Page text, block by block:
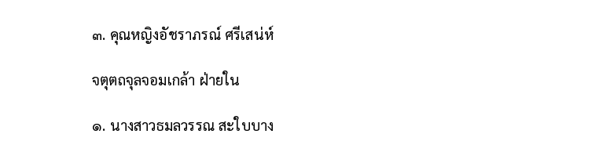
๓. คุณหญิงอัชราภรณ์ ศรีเสน่ห์
จตุตถจุลจอมเกล้า ฝ่ายใน
๑. นางสาวธมลวรรณ สะใบบาง